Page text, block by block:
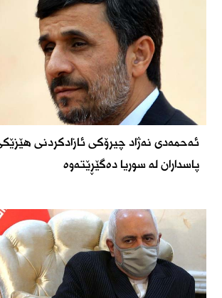
ئەحمەدی نەژاد چیرۆکی ئازادکردنی
پاسداران لە سوریا دەگێڕێتەوە